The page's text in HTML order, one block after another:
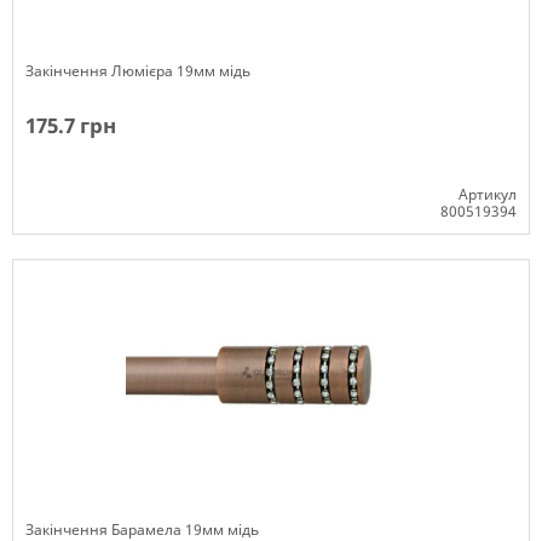
Закінчення Люмієра 19мм мідь
175.7 грн
Артикул
800519394
Закінчення Барамела 19мм мідь